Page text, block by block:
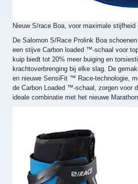
Nieuw S/race Boa, voor maximale
De Salomon S/Race Prolink Boa
een stijve Carbon loaded ™-schaal voor
kuip biedt tot 20% meer buiging en
krachtoverbrenging bij elke slag. De
en nieuwe SensiFit ™ Race-technologie,
de Carbon Loaded ™-schaal, zorgen voor
ideale combinatie met het nieuwe